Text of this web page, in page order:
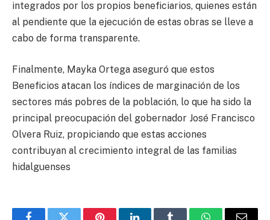
integrados por los propios beneficiarios, quienes están
al pendiente que la ejecución de estas obras se lleve a
cabo de forma transparente.
Finalmente, Mayka Ortega aseguró que estos
Beneficios atacan los índices de marginación de los
sectores más pobres de la población, lo que ha sido la
principal preocupación del gobernador José Francisco
Olvera Ruiz, propiciando que estas acciones
contribuyan al crecimiento integral de las familias
hidalguenses